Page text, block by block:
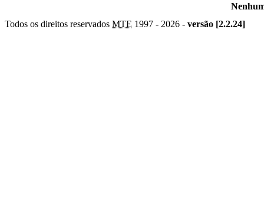
Todos os direitos reservados MTE 1997 - 2026 - versão [2.2.24]